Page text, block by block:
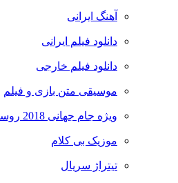
آهنگ ایرانی
دانلود فیلم ایرانی
دانلود فیلم خارجی
موسیقی متن بازی و فیلم
ویژه جام جهانی 2018 روسیه
موزیک بی کلام
تیتراژ سریال